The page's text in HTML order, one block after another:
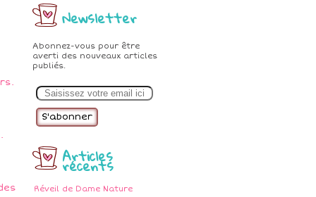
Newsletter
Abonnez-vous pour être
averti des nouveaux articles
publiés.
m
Articles
récents
Réveil de Dame Nature